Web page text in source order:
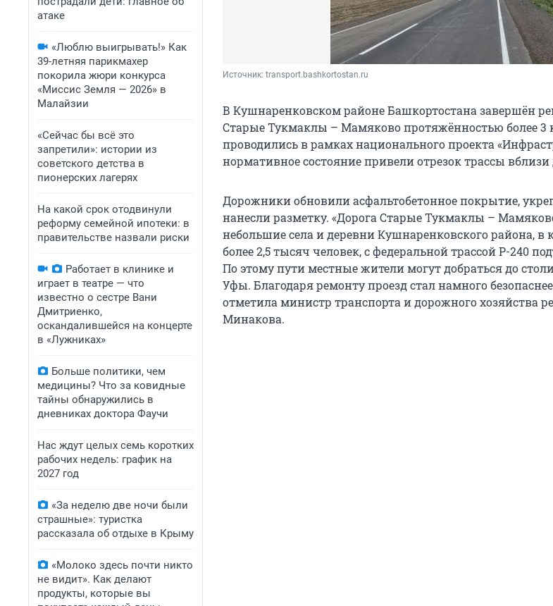
атаке
«Люблю выигрывать!» Как
39-летняя парикмахер
покорила жюри конкурса
«Миссис Земля — 2026» в
Малайзии
«Сейчас бы всё это
запретили»: истории из
советского детства в
пионерских лагерях
На какой срок отодвинули
реформу семейной ипотеки: в
правительстве назвали риски
Работает в клинике и
играет в театре — что
известно о сестре Вани
Дмитриенко,
оскандалившейся на концерте
в «Лужниках»
Больше политики, чем
медицины? Что за ковидные
тайны обнаружились в
дневниках доктора Фаучи
Нас ждут целых семь коротких
рабочих недель: график на
2027 год
«За неделю две ночи были
страшные»: туристка
рассказала об отдыхе в Крыму
«Молоко здесь почти никто
не видит». Как делают
продукты, которые вы
Источник: transport.bashkortostan.ru
В Кушнаренковском районе Башкортостана завершён
Старые Тукмаклы – Мамяково протяжённостью более 3
проводились в рамках национального проекта
нормативное состояние привели отрезок трассы
Дорожники обновили асфальтобетонное покрытие,
нанесли разметку. «Дорога Старые Тукмаклы –
небольшие села и деревни Кушнаренковского района, в
более 2,5 тысяч человек, с федеральной трассой Р-240
По этому пути местные жители могут добраться до
Уфы. Благодаря ремонту проезд стал намного
отметила министр транспорта и дорожного хозяйства
Минакова.